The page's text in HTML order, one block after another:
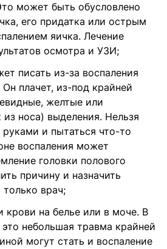
может быть обусловлено
его придатка или острым
яичка. Лечение
осмотра и УЗИ;
писать из-за воспаления
плачет, из-под крайней
желтые или
из носа) выделения. Нельзя
руками и пытаться что-то
воспаления может
головки полового
причину и назначить
врач;
крови на белье или в моче. В
небольшая травма крайней
могут стать и воспаление